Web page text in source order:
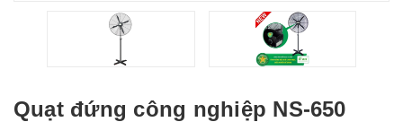
Quạt đứng công nghiệp NS-650